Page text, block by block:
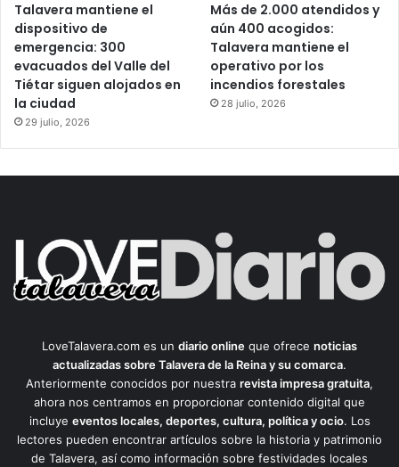
Talavera mantiene el
dispositivo de
emergencia: 300
evacuados del Valle del
Tiétar siguen alojados en
la ciudad
29 julio, 2026
Más de 2.000 atendidos y
aún 400 acogidos:
Talavera mantiene el
operativo por los
incendios forestales
28 julio, 2026
LoveTalavera.com es un diario online que ofrece noticias
actualizadas sobre Talavera de la Reina y su comarca.
Anteriormente conocidos por nuestra revista impresa gratuita,
ahora nos centramos en proporcionar contenido digital que
incluye eventos locales, deportes, cultura, política y ocio. Los
lectores pueden encontrar artículos sobre la historia y patrimonio
de Talavera, así como información sobre festividades locales